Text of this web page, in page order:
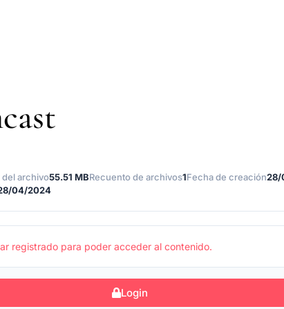
del archivo55.51 MBRecuento de archivos1Fecha de creación28/
04/2024
registrado para poder acceder al contenido.
Login